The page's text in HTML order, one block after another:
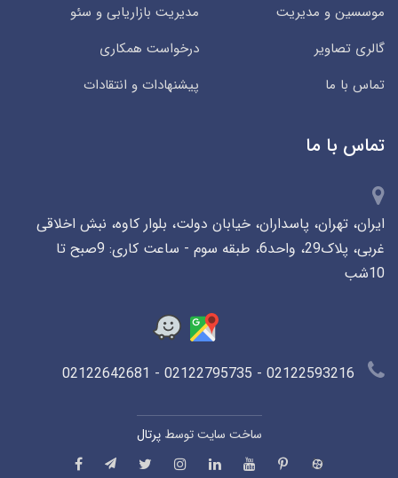
موسسین و مدیریت
مدیریت بازاریابی و سئو
گالری تصاویر
درخواست همکاری
تماس با ما
پیشنهادات و انتقادات
تماس با ما
ایران، تهران، پاسداران، خیابان دولت، بلوار کاوه، نبش اخلاقی
غربی، پلاک29، واحد6، طبقه سوم - ساعت کاری: 9صبح تا
10شب
ساخت سایت توسطپرتال